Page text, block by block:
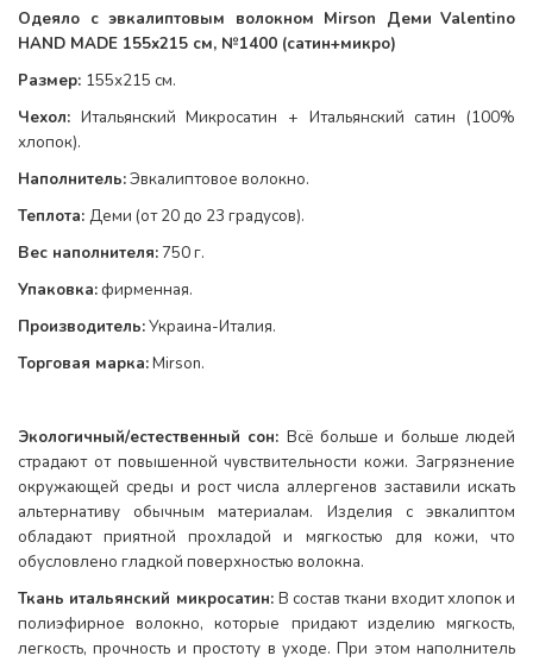
Одеяло с эвкалиптовым волокном Mirson Деми Valentino
HAND MADE 155x215 см, №1400 (сатин+микро)
Размер: 155х215 см.
Чехол: Итальянский Микросатин + Итальянский сатин (100%
хлопок).
Наполнитель:Эвкалиптовое волокно.
Теплота: Деми (от 20 до 23 градусов).
Вес наполнителя: 750г.
Упаковка:фирменная.
Производитель:Украина-Италия.
Торговая марка:Mirson.
Экологичный/естественный сон: Всё больше и больше людей
страдают от повышенной чувствительности кожи. Загрязнение
окружающей среды и рост числа аллергенов заставили искать
альтернативу обычным материалам. Изделия с эвкалиптом
обладают приятной прохладой и мягкостью для кожи, что
обусловлено гладкой поверхностью волокна.
Ткань итальянский микросатин: В состав ткани входит хлопок и
полиэфирное волокно, которые придают изделию мягкость,
легкость, прочность и простоту в уходе. При этом наполнитель